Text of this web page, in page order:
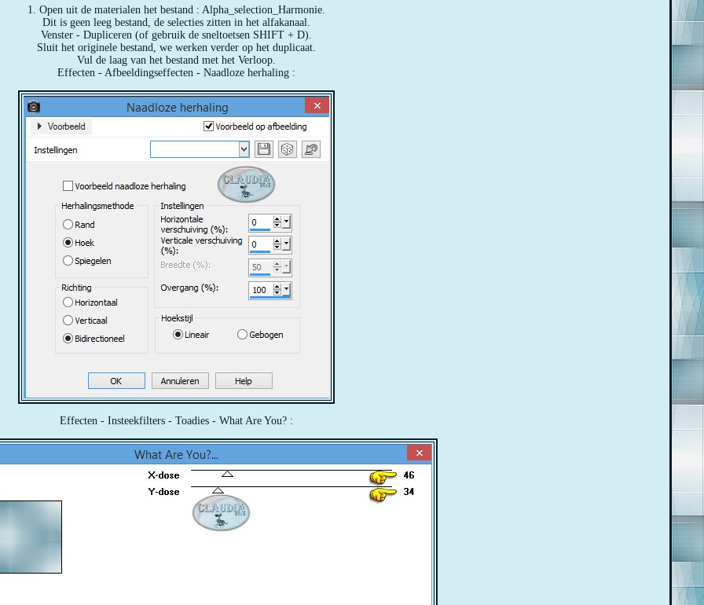
1. Open uit de materialen het bestand : Alpha_selection_Harmonie.
Dit is geen leeg bestand, de selecties zitten in het alfakanaal.
Venster - Dupliceren (of gebruik de sneltoetsen SHIFT + D).
Sluit het originele bestand, we werken verder op het duplicaat.
Vul de laag van het bestand met het Verloop.
Effecten - Afbeeldingseffecten - Naadloze herhaling :
Effecten - Insteekfilters - Toadies - What Are You? :